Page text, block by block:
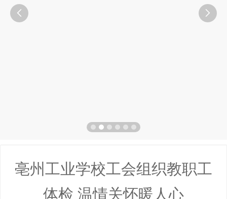
 
亳州工业学校工会组织教职工
体检 温情关怀暖人心